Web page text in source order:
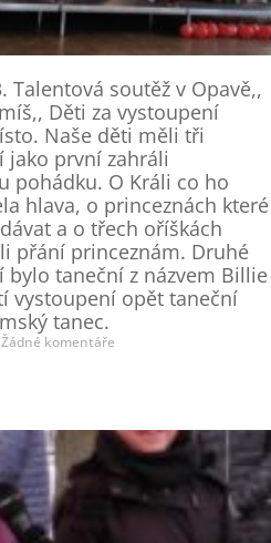
Talentová soutěž v Opavě,,
Děti za vystoupení
Naše děti měli tři
jako první zahráli
pohádku. O Králi co ho
hlava, o princeznách které
a o třech oříškách
přání princeznám. Druhé
bylo taneční z názvem Billie
vystoupení opět taneční
tanec.
Žádné komentáře